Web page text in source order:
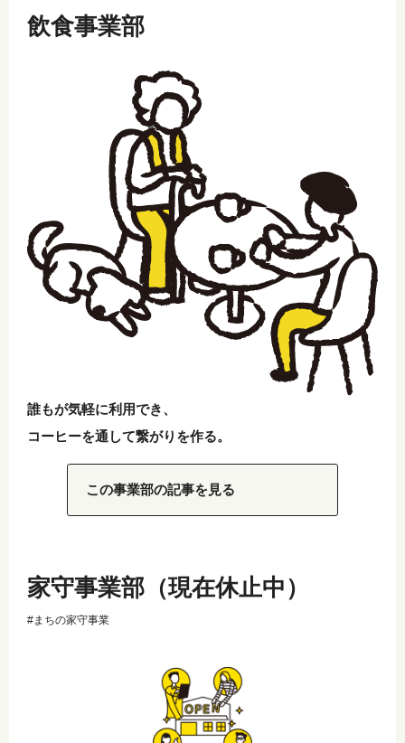
飲食事業部
誰もが気軽に利用でき、
コーヒーを通して繋がりを作る。
この事業部の記事を見る
家守事業部（現在休止中）
#まちの家守事業